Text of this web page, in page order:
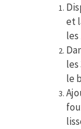
et
les
le